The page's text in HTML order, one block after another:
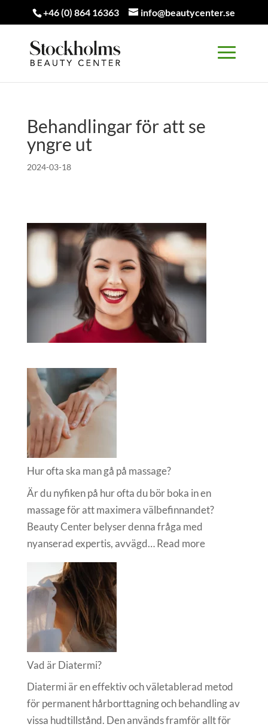
+46 (0) 864 16363 info@beautycenter.se
Behandlingar för att se
yngre ut
2024-03-18
Hur ofta ska man gå på massage?
Är du nyfiken på hur ofta du bör boka in en
massage för att maximera välbefinnandet?
Beauty Center belyser denna fråga med
nyanserad expertis, avvägd…Read more:
Vad är Diatermi?
Diatermi är en effektiv och väletablerad metod
för permanent hårborttagning och behandling av
vissa hudtillstånd. Den används framför allt för